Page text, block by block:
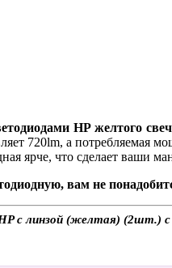
HP желтого
720lm, а потребляемая
ярче, что сделает ваши
вам не
с линзой (желтая) (2шт.)